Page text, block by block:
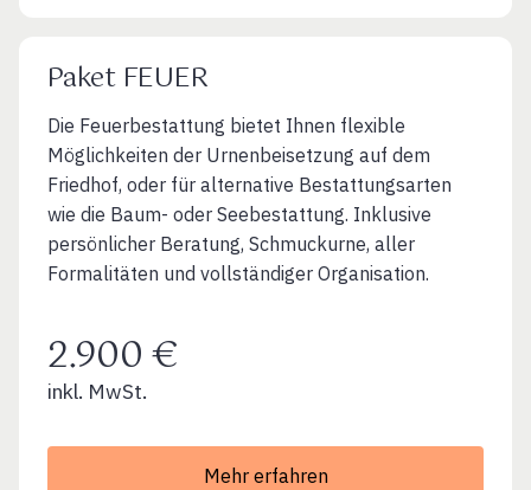
Paket FEUER
Die Feuerbestattung bietet Ihnen flexible
Möglichkeiten der Urnenbeisetzung auf dem
Friedhof, oder für alternative Bestattungsarten
wie die Baum- oder Seebestattung. Inklusive
persönlicher Beratung, Schmuckurne, aller
Formalitäten und vollständiger Organisation.
2.900 €
inkl. MwSt.
Mehr erfahren